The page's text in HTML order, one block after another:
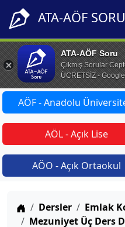
ATA-AÖF SORU
ATA-AÖF Soru
Çıkmış Sorular
ÜCRETSİZ -
AÖF - Anadolu
AÖL - Açık Lise
AÖO - Açık Ortaokul
Anasayfa
Dersler
Emlak
Mezuniyet Üç Ders